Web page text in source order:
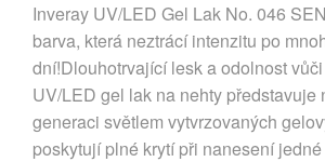
Inveray UV/LED Gel Lak No. 046
barva, která neztrácí intenzitu po
dní!Dlouhotrvající lesk a odolnost
UV/LED gel lak na nehty představuje
generaci světlem vytvrzovaných
poskytují plné krytí při nanesení